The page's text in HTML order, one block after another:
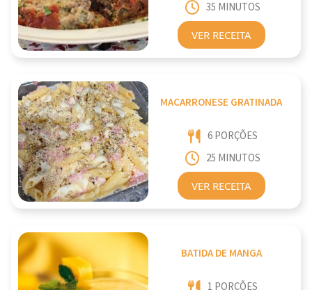
35 MINUTOS
VER RECEITA
MACARRONESE GRATINADA
6 PORÇÕES
25 MINUTOS
VER RECEITA
BATIDA DE MANGA
1 PORÇÕES